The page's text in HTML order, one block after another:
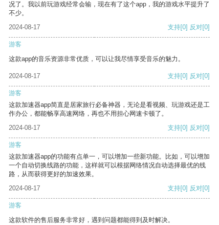
况了。我以前玩游戏经常会输，现在有了这个app，我的游戏水平提升了
不少。
2024-08-17
支持[0] 反对[0]
游客
这款app的音乐资源非常优质，可以让我尽情享受音乐的魅力。
2024-08-17 支持[0] 反对[0]
游客
这款加速器app简直是居家旅行必备神器，无论是看视频、玩游戏还是工
作办公，都能畅享高速网络，再也不用担心网速卡顿了。
2024-08-17
支持[0] 反对[0]
游客
这款加速器app的功能有点单一，可以增加一些新功能。比如，可以增加
一个自动切换线路的功能，这样就可以根据网络情况自动选择最优的线
路，从而获得更好的加速效果。
2024-08-17
支持[0] 反对[0]
游客
这款软件的售后服务非常好，遇到问题都能得到及时解决。